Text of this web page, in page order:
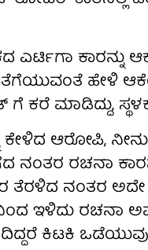
ಎರ್ಟಿಗಾ ಕಾರನ್ನು
ತೆಗೆಯುವಂತೆ ಹೇಳಿ
ಮಾಡಿದ್ದು,
ಕೇಳಿದ ಆರೋಪಿ,
ನಂತರ ರಚನಾ
ನಂತರ ಅದೇ
ಇಳಿದು
ಕಿಟಕಿ